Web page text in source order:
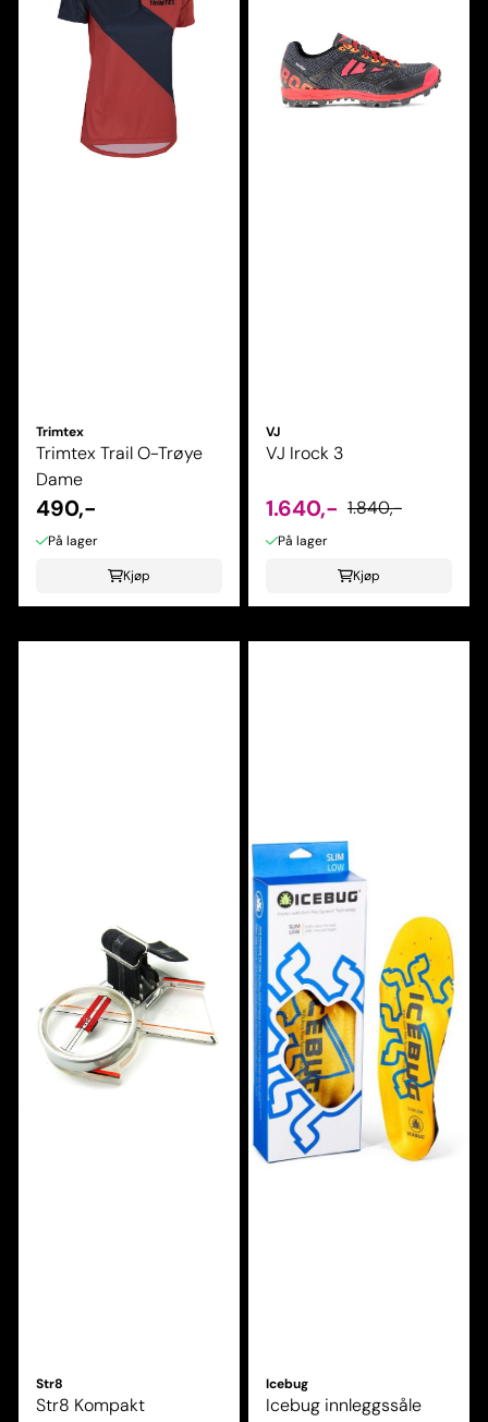
Trimtex
Trimtex Trail O-Trøye
Dame
490,-
På lager
Kjøp
VJ
VJ Irock 3
1.640,- 1.840,-
På lager
Kjøp
Str8
Str8 Kompakt
Icebug
Icebug innleggssåle